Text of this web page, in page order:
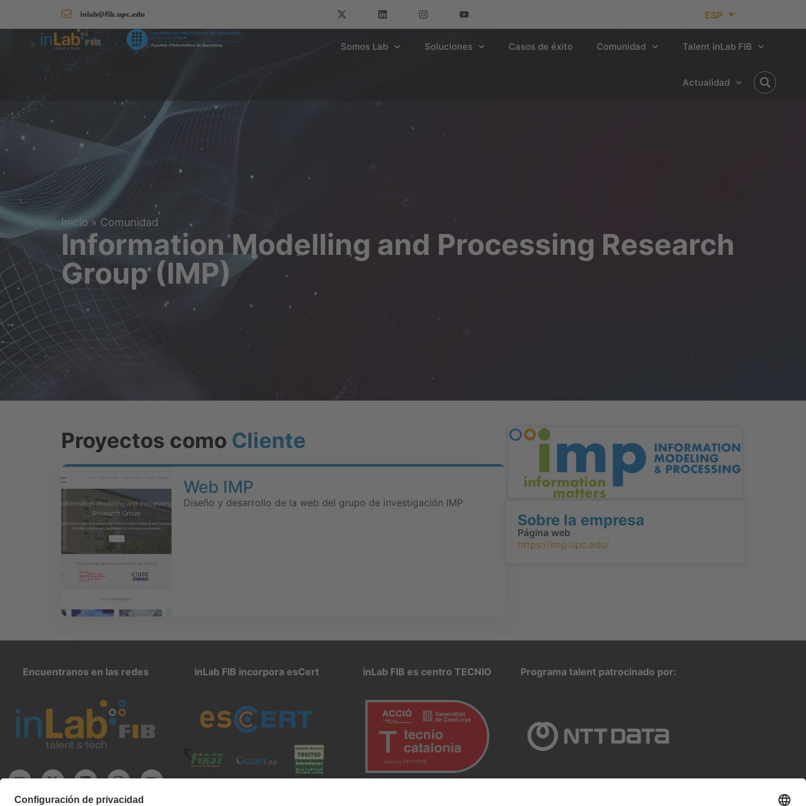
ESP
Somos Lab Soluciones Casos de éxito Comunidad Talent inLab FIB
Actualidad
Inicio» Comunidad
Information Modelling and Processing Research
Group (IMP)
Proyectos como Cliente
Web IMP
Diseño y desarrollo de la web del grupo de investigación IMP
Sobre la empresa
Página web
https://imp.upc.edu/
Encuentranos en las redes
inlab@fib.upc.edu
inLab FIB incorpora esCert inLab FIB es centro TECNIO Programa talent patrocinado por: